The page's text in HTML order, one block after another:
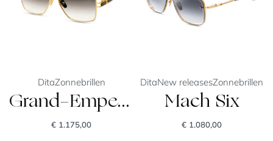
DitaZonnebrillen
Grand-Emperik
€ 1.175,00
DitaNew releasesZonnebrillen
Mach Six
€ 1.080,00